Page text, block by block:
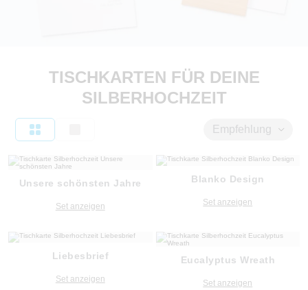
TISCHKARTEN FÜR DEINE
SILBERHOCHZEIT
Empfehlung
Unsere schönsten Jahre
Set anzeigen
Blanko Design
Set anzeigen
Liebesbrief
Set anzeigen
Eucalyptus Wreath
Set anzeigen